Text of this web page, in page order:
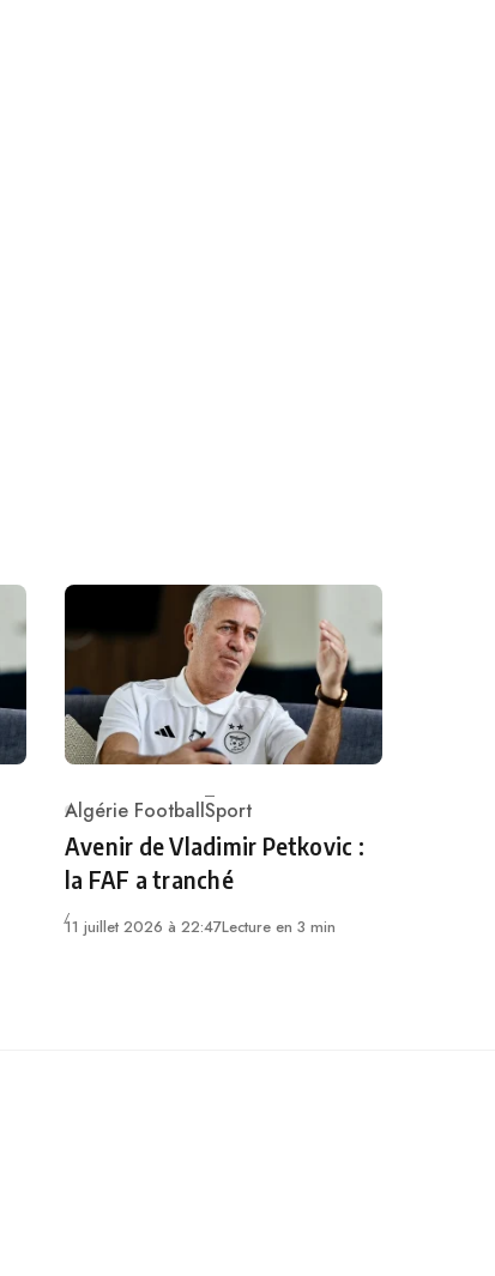
Category
Algérie FootballSport
Avenir de Vladimir Petkovic :
la FAF a tranché
11 juillet 2026 à 22:47Lecture en 3 min